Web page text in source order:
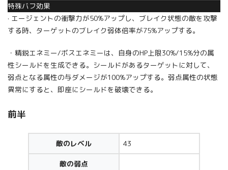
特殊バフ効果
· エージェントの衝撃力が50%アップし、ブレイク状態の敵を攻撃
する時、ターゲットのブレイク弱体倍率が75%アップする。
・精鋭エネミー/ボスエネミーは、自身のHP上限30%/15%分の属
性シールドを生成できる。シールドがあるターゲットに対して、
弱点となる属性の与ダメージが100%アップする。弱点属性の状態
異常にすると、即座にシールドを破壊できる。
前半
敵のレベル 43
敵の弱点